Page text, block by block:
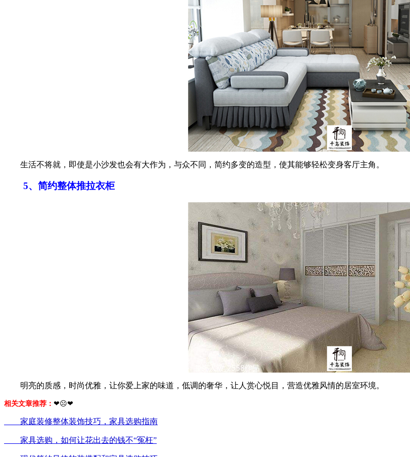
生活不将就，即使是小沙发也会有大作为，与众不同，简约多变的造型，使其能够轻松变身客厅主角。
5、简约整体推拉衣柜
明亮的质感，时尚优雅，让你爱上家的味道，低调的奢华，让人赏心悦目，营造优雅风情的居室环境。
相关文章推荐： ❤☹❤
家庭装修整体装饰技巧，家具选购指南
家具选购，如何让花出去的钱不“冤枉”